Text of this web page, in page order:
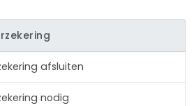
afsluiten
nodig